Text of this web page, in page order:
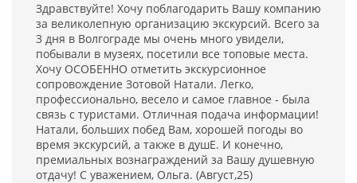
Здравствуйте! Хочу поблагодарить Вашу компанию
за великолепную организацию экскурсий. Всего за
3 дня в Волгограде мы очень много увидели,
побывали в музеях, посетили все топовые места.
Хочу ОСОБЕННО отметить экскурсионное
сопровождение Зотовой Натали. Легко,
профессионально, весело и самое главное - была
связь с туристами. Отличная подача информации!
Натали, больших побед Вам, хорошей погоды во
время экскурсий, а также в душЕ. И конечно,
премиальных вознаграждений за Вашу душевную
отдачу! С уважением, Ольга. (Август,25)